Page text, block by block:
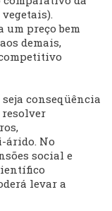
um preço bem
demais,
conseqüência
árido. No
social e
levar a